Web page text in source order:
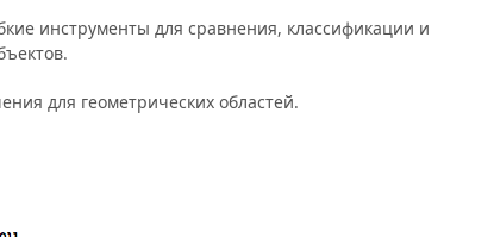
инструменты для сравнения, классификации и
для геометрических областей.